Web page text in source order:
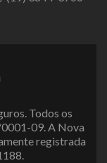
Todos os
09. A Nova
registrada